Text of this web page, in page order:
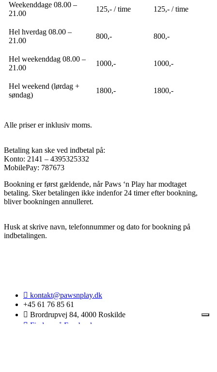
Weekenddage 08.00 –
21.00
125,- / time 125,- / time
Hel hverdag 08.00 –
21.00
800,- 800,-
Hel weekenddag 08.00 –
21.00
1000,- 1000,-
Hel weekend (lørdag +
søndag)
1800,- 1800,-
Alle priser er inklusiv moms.
Betaling kan ske ved indbetal på:
Konto: 2141 – 4395325332
MobilePay: 787673
Bookning er først gældende, når Paws ‘n Play har modtaget
betaling. Sker betalingen ikke indenfor 24 timer efter bookning,
bliver bookningen annulleret.
Husk at skrive navn, telefonnummer og dato for bookning på
indbetalingen.
kontakt@pawsnplay.dk
+45 61 76 85 61
Brordrupvej 84, 4000 Roskilde
Find os på Facebook